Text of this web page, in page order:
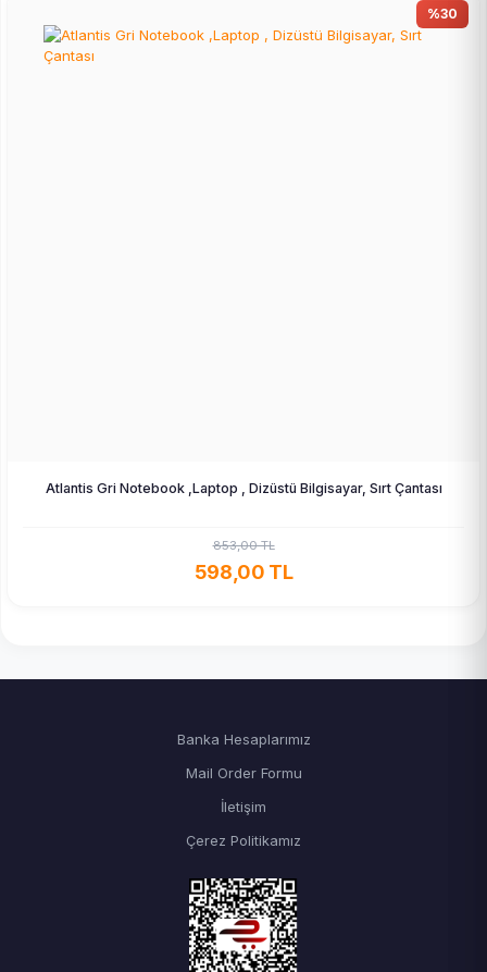
%30
Atlantis Gri Notebook ,Laptop , Dizüstü Bilgisayar, Sırt Çantası
853,00 TL
598,00 TL
Banka Hesaplarımız
Mail Order Formu
İletişim
Çerez Politikamız